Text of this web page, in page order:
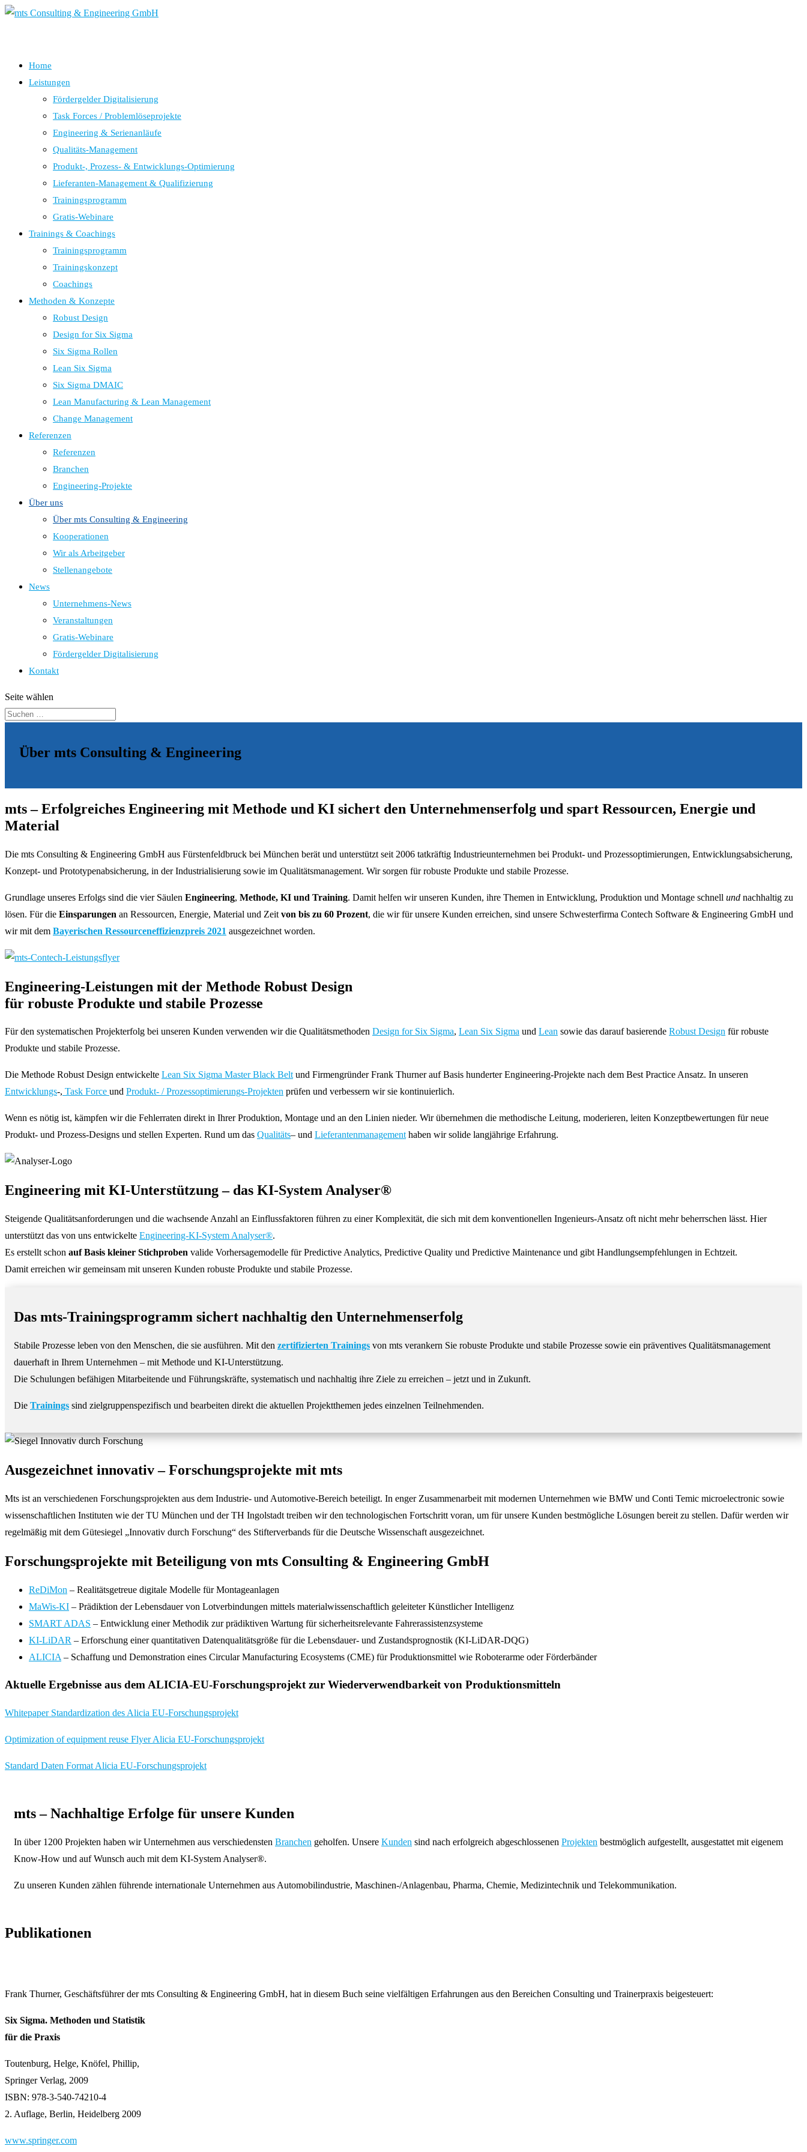
Home
Leistungen
Fördergelder Digitalisierung
Task Forces / Problemlöseprojekte
Engineering & Serienanläufe
Qualitäts-Management
Produkt-, Prozess- & Entwicklungs-Optimierung
Lieferanten-Management & Qualifizierung
Trainingsprogramm
Gratis-Webinare
Trainings & Coachings
Trainingsprogramm
Trainingskonzept
Coachings
Methoden & Konzepte
Robust Design
Design for Six Sigma
Six Sigma Rollen
Lean Six Sigma
Six Sigma DMAIC
Lean Manufacturing & Lean Management
Change Management
Referenzen
Referenzen
Branchen
Engineering-Projekte
Über uns
Über mts Consulting & Engineering
Kooperationen
Wir als Arbeitgeber
Stellenangebote
News
Unternehmens-News
Veranstaltungen
Gratis-Webinare
Fördergelder Digitalisierung
Kontakt
Seite wählen
Über mts Consulting & Engineering
mts – Erfolgreiches Engineering mit Methode und KI sichert den Unternehmenserfolg und spart Ressourcen, Energie und
Material
Die mts Consulting & Engineering GmbH aus Fürstenfeldbruck bei München berät und unterstützt seit 2006 tatkräftig Industrieunternehmen bei Produkt- und Prozessoptimierungen, Entwicklungsabsicherung,
Konzept- und Prototypenabsicherung, in der Industrialisierung sowie im Qualitätsmanagement. Wir sorgen für robuste Produkte und stabile Prozesse.
Grundlage unseres Erfolgs sind die vier Säulen Engineering, Methode, KI und Training. Damit helfen wir unseren Kunden, ihre Themen in Entwicklung, Produktion und Montage schnell und nachhaltig zu
lösen. Für die Einsparungen an Ressourcen, Energie, Material und Zeit von bis zu 60 Prozent, die wir für unsere Kunden erreichen, sind unsere Schwesterfirma Contech Software & Engineering GmbH und
wir mit dem Bayerischen Ressourceneffizienzpreis 2021 ausgezeichnet worden.
Engineering-Leistungen mit der Methode Robust Design
für robuste Produkte und stabile Prozesse
Für den systematischen Projekterfolg bei unseren Kunden verwenden wir die Qualitätsmethoden Design for Six Sigma, Lean Six Sigma und Lean sowie das darauf basierende Robust Design für robuste
Produkte und stabile Prozesse.
Die Methode Robust Design entwickelte Lean Six Sigma Master Black Beltund Firmengründer Frank Thurner auf Basis hunderter Engineering-Projekte nach dem Best Practice Ansatz. In unseren
Entwicklungs-, Task Force und Produkt- / Prozessoptimierungs-Projekten prüfen und verbessern wir sie kontinuierlich.
Wenn es nötig ist, kämpfen wir die Fehlerraten direkt in Ihrer Produktion, Montage und an den Linien nieder. Wir übernehmen die methodische Leitung, moderieren, leiten Konzeptbewertungen für neue
Produkt- und Prozess-Designs und stellen Experten. Rund um das Qualitäts– und Lieferantenmanagementhaben wir solide langjährige Erfahrung.
Engineering mit KI-Unterstützung – das KI-System Analyser®
Steigende Qualitätsanforderungen und die wachsende Anzahl an Einflussfaktoren führen zu einer Komplexität, die sich mit dem konventionellen Ingenieurs-Ansatz oft nicht mehr beherrschen lässt. Hier
unterstützt das von uns entwickelte Engineering-KI-System Analyser®.
Es erstellt schon auf Basis kleiner Stichproben valide Vorhersagemodelle für Predictive Analytics, Predictive Quality und Predictive Maintenance und gibt Handlungsempfehlungen in Echtzeit.
Damit erreichen wir gemeinsam mit unseren Kunden robuste Produkte und stabile Prozesse.
Das mts-Trainingsprogramm sichert nachhaltig den Unternehmenserfolg
Stabile Prozesse leben von den Menschen, die sie ausführen. Mit den zertifizierten Trainings von mts verankern Sie robuste Produkte und stabile Prozesse sowie ein präventives Qualitätsmanagement
dauerhaft in Ihrem Unternehmen – mit Methode und KI-Unterstützung.
Die Schulungen befähigen Mitarbeitende und Führungskräfte, systematisch und nachhaltig ihre Ziele zu erreichen – jetzt und in Zukunft.
Die Trainings sind zielgruppenspezifisch und bearbeiten direkt die aktuellen Projektthemen jedes einzelnen Teilnehmenden.
Ausgezeichnet innovativ – Forschungsprojekte mit mts
Mts ist an verschiedenen Forschungsprojekten aus dem Industrie- und Automotive-Bereich beteiligt. In enger Zusammenarbeit mit modernen Unternehmen wie BMW und Conti Temic microelectronic sowie
wissenschaftlichen Instituten wie der TU München und der TH Ingolstadt treiben wir den technologischen Fortschritt voran, um für unsere Kunden bestmögliche Lösungen bereit zu stellen. Dafür werden wir
regelmäßig mit dem Gütesiegel „Innovativ durch Forschung“ des Stifterverbands für die Deutsche Wissenschaft ausgezeichnet.
Forschungsprojekte mit Beteiligung von mts Consulting & Engineering GmbH
ReDiMon – Realitätsgetreue digitale Modelle für Montageanlagen
MaWis-KI – Prädiktion der Lebensdauer von Lotverbindungen mittels materialwissenschaftlich geleiteter Künstlicher Intelligenz
SMART ADAS – Entwicklung einer Methodik zur prädiktiven Wartung für sicherheitsrelevante Fahrerassistenzsysteme
KI-LiDAR – Erforschung einer quantitativen Datenqualitätsgröße für die Lebensdauer- und Zustandsprognostik (KI-LiDAR-DQG)
ALICIA – Schaffung und Demonstration eines Circular Manufacturing Ecosystems (CME) für Produktionsmittel wie Roboterarme oder Förderbänder
Aktuelle Ergebnisse aus dem ALICIA-EU-Forschungsprojekt zur Wiederverwendbarkeit von Produktionsmitteln
Whitepaper Standardization des Alicia EU-Forschungsprojekt
Optimization of equipment reuse Flyer Alicia EU-Forschungsprojekt
Standard Daten Format Alicia EU-Forschungsprojekt
mts – Nachhaltige Erfolge für unsere Kunden
In über 1200 Projekten haben wir Unternehmen aus verschiedensten Branchen geholfen. Unsere Kunden sind nach erfolgreich abgeschlossenen Projekten bestmöglich aufgestellt, ausgestattet mit eigenem
Know-How und auf Wunsch auch mit dem KI-System Analyser®.
Zu unseren Kunden zählen führende internationale Unternehmen aus Automobilindustrie, Maschinen-/Anlagenbau, Pharma, Chemie, Medizintechnik und Telekommunikation.
Publikationen
Frank Thurner, Geschäftsführer der mts Consulting & Engineering GmbH, hat in diesem Buch seine vielfältigen Erfahrungen aus den Bereichen Consulting und Trainerpraxis beigesteuert:
Six Sigma. Methoden und Statistik
für die Praxis
Toutenburg, Helge, Knöfel, Phillip,
Springer Verlag, 2009
ISBN: 978-3-540-74210-4
2. Auflage, Berlin, Heidelberg 2009
www.springer.com